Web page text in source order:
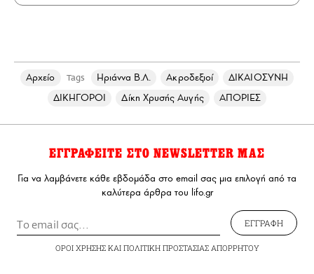
Αρχείο Tags Ηριάννα Β.Λ. Ακροδεξιοί
ΔΙΚΑΙΟΣΥΝΗ
ΔΙΚΗΓΟΡΟΙ
Δίκη Χρυσής Αυγής ΑΠΟΡΙΕΣ
ΕΓΓΡΑΦΕΙΤΕ ΣΤΟ NEWSLETTER ΜΑΣ
Για να λαμβάνετε κάθε εβδομάδα στο email σας μια επιλογή από τα
καλύτερα άρθρα του lifo.gr
ΕΓΓΡΑΦΗ
ΟΡΟΙ ΧΡΗΣΗΣΚΑΙ ΠΟΛΙΤΙΚΗ ΠΡΟΣΤΑΣΙΑΣ ΑΠΟΡΡΗΤΟΥ